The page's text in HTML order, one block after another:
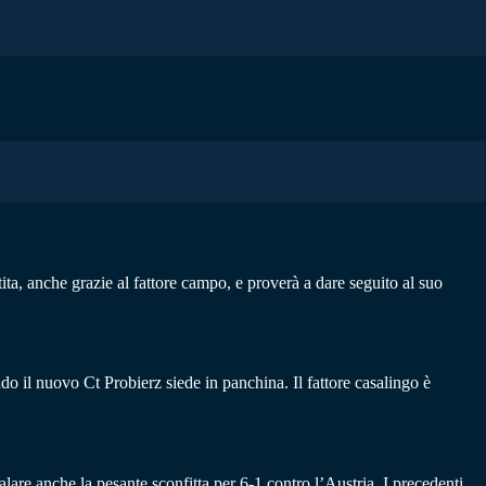
anche grazie al fattore campo, e proverà a dare seguito al suo
il nuovo Ct Probierz siede in panchina. Il fattore casalingo è